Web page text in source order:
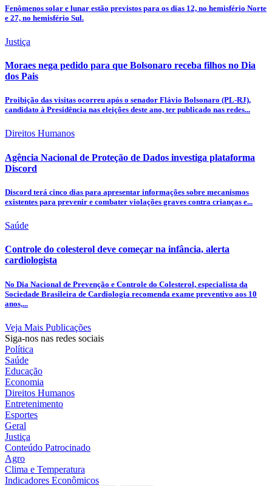
Fenômenos solar e lunar estão previstos para os dias 12, no hemisfério Norte
e 27, no hemisfério Sul.
Justiça
Moraes nega pedido para que Bolsonaro receba filhos no Dia
dos Pais
Proibição das visitas ocorreu após o senador Flávio Bolsonaro (PL-RJ),
candidato à Presidência nas eleições deste ano, ter publicado nas redes...
Direitos Humanos
Agência Nacional de Proteção de Dados investiga plataforma
Discord
Discord terá cinco dias para apresentar informações sobre mecanismos
existentes para prevenir e combater violações graves contra crianças e...
Saúde
Controle do colesterol deve começar na infância, alerta
cardiologista
No Dia Nacional de Prevenção e Controle do Colesterol, especialista da
Sociedade Brasileira de Cardiologia recomenda exame preventivo aos 10
anos,...
Veja Mais Publicações
Siga-nos nas redes sociais
Política
Saúde
Educação
Economia
Direitos Humanos
Entretenimento
Esportes
Geral
Justiça
Conteúdo Patrocinado
Agro
Clima e Temperatura
Indicadores Econômicos